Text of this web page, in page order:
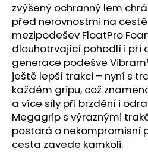
zvýšený ochranný lem
před nerovnostmi na
mezipodešev FloatPro
dlouhotrvající pohodlí i při
generace podešve
ještě lepší trakci – nyní s
každém gripu, což
a více síly při brzdění i
Megagrip s výraznými
postará o nekompromisní
cesta zavede kamkoli.
o
p
o
r
u
č
u
j
e
m
e